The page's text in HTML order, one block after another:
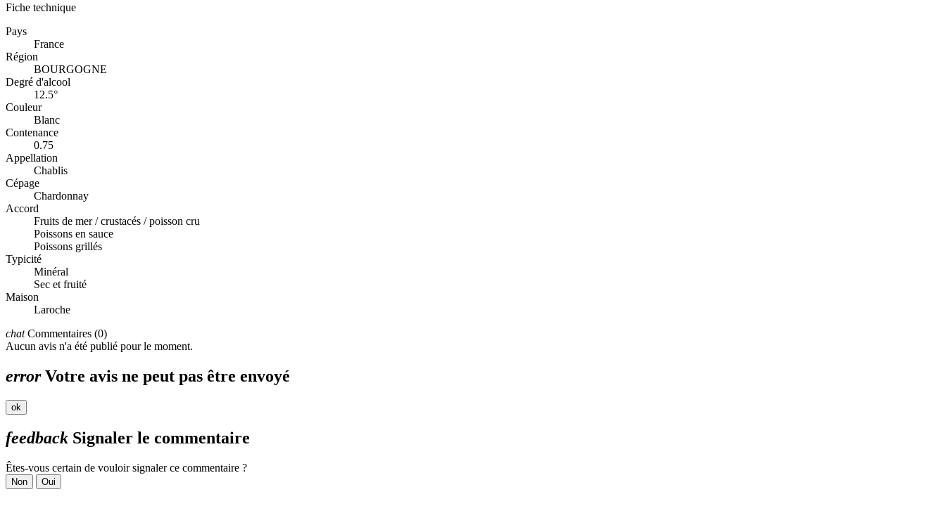
Fiche technique
Pays
France
Région
BOURGOGNE
Degré d'alcool
12.5°
Couleur
Blanc
Contenance
0.75
Appellation
Chablis
Cépage
Chardonnay
Accord
Fruits de mer / crustacés / poisson cru
Poissons en sauce
Poissons grillés
Typicité
Minéral
Sec et fruité
Maison
Laroche
chatCommentaires (0)
Aucun avis n'a été publié pour le moment.
errorVotre avis ne peut pas être envoyé
ok
feedback Signaler le commentaire
Êtes-vous certain de vouloir signaler ce commentaire ?
Non Oui